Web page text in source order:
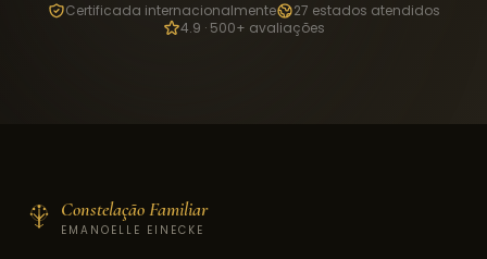
Certificada internacionalmente
27 estados atendidos
4.9 · 500+ avaliações
Constelação Familiar
EMANOELLE EINECKE